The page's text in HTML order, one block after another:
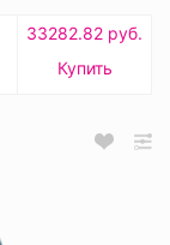
33282.82 руб.
Купить